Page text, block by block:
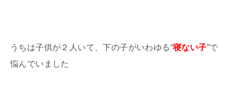
うちは子供が２人いて、下の子がいわゆる“寝ない子”で
悩んでいました